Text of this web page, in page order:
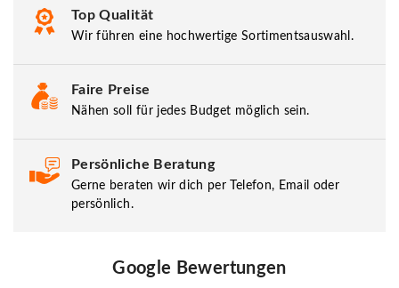
Top Qualität
Wir führen eine hochwertige Sortimentsauswahl.
Faire Preise
Nähen soll für jedes Budget möglich sein.
Persönliche Beratung
Gerne beraten wir dich per Telefon, Email oder
persönlich.
Google Bewertungen